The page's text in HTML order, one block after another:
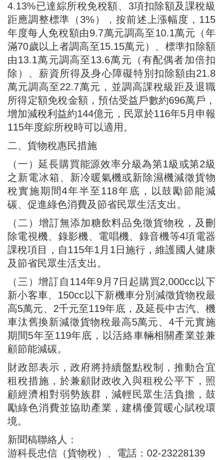
4.13%已達綜所稅免稅額、3項扣除額及課稅級
距應調整標準（3%），按前述上漲幅度，115
年度每人免稅額由9.7萬元調高至10.1萬元（年
滿70歲以上者調高至15.15萬元）、標準扣除額
由13.1萬元調高至13.6萬元（有配偶者加倍扣
除）、薪資所得及身心障礙特別扣除額由21.8
萬元調高至22.7萬元，並調高課稅級距及退職
所得定額免稅金額，預估受益戶數約696萬戶，
增加減稅利益約144億元，民眾於116年5月申報
115年度綜所稅時可以適用。
二、貨物稅惠民措施
（一）延長購買能源效率分級為第1級或第2級
之新電冰箱、新冷暖氣機或新除濕機減徵貨物
稅實施期間4年半至118年底，以鼓勵節能減
碳、促進綠色消費及節省民眾生活支出。
（二）增訂無添加糖飲料品免徵貨物稅，及刪
除電視機、錄影機、電唱機、錄音機等4項電器
課稅項目，自115年1月1日施行，維護國人健康
及節省民眾生活支出。
（三）增訂自114年9月7日起購買2,000cc以下
新小客車、150cc以下新機車分別減徵貨物稅最
高5萬元、2千元至119年底，及延長中古汽、機
車汰舊換新減徵貨物稅最高5萬元、4千元實施
期間5年至119年底，以活絡車輛相關產業並兼
顧節能減碳。
財政部表示，政府將持續盤點稅制，推動合宜
租稅措施，於兼顧財政收入與租稅公平下，照
顧經濟相對弱勢族群，減輕民眾生活負擔，鼓
勵綠色消費並協助產業，建構優質暖心賦稅環
境。
新聞稿聯絡人：
游科長忠信（貨物稅）、電話：02-23228139